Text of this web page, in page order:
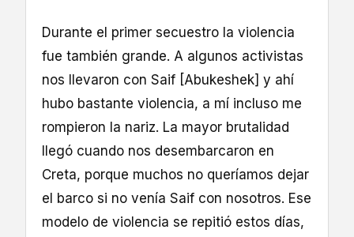
Durante el primer secuestro la violencia
fue también grande. A algunos activistas
nos llevaron con Saif [Abukeshek] y ahí
hubo bastante violencia, a mí incluso me
rompieron la nariz. La mayor brutalidad
llegó cuando nos desembarcaron en
Creta, porque muchos no queríamos dejar
el barco si no venía Saif con nosotros. Ese
modelo de violencia se repitió estos días,